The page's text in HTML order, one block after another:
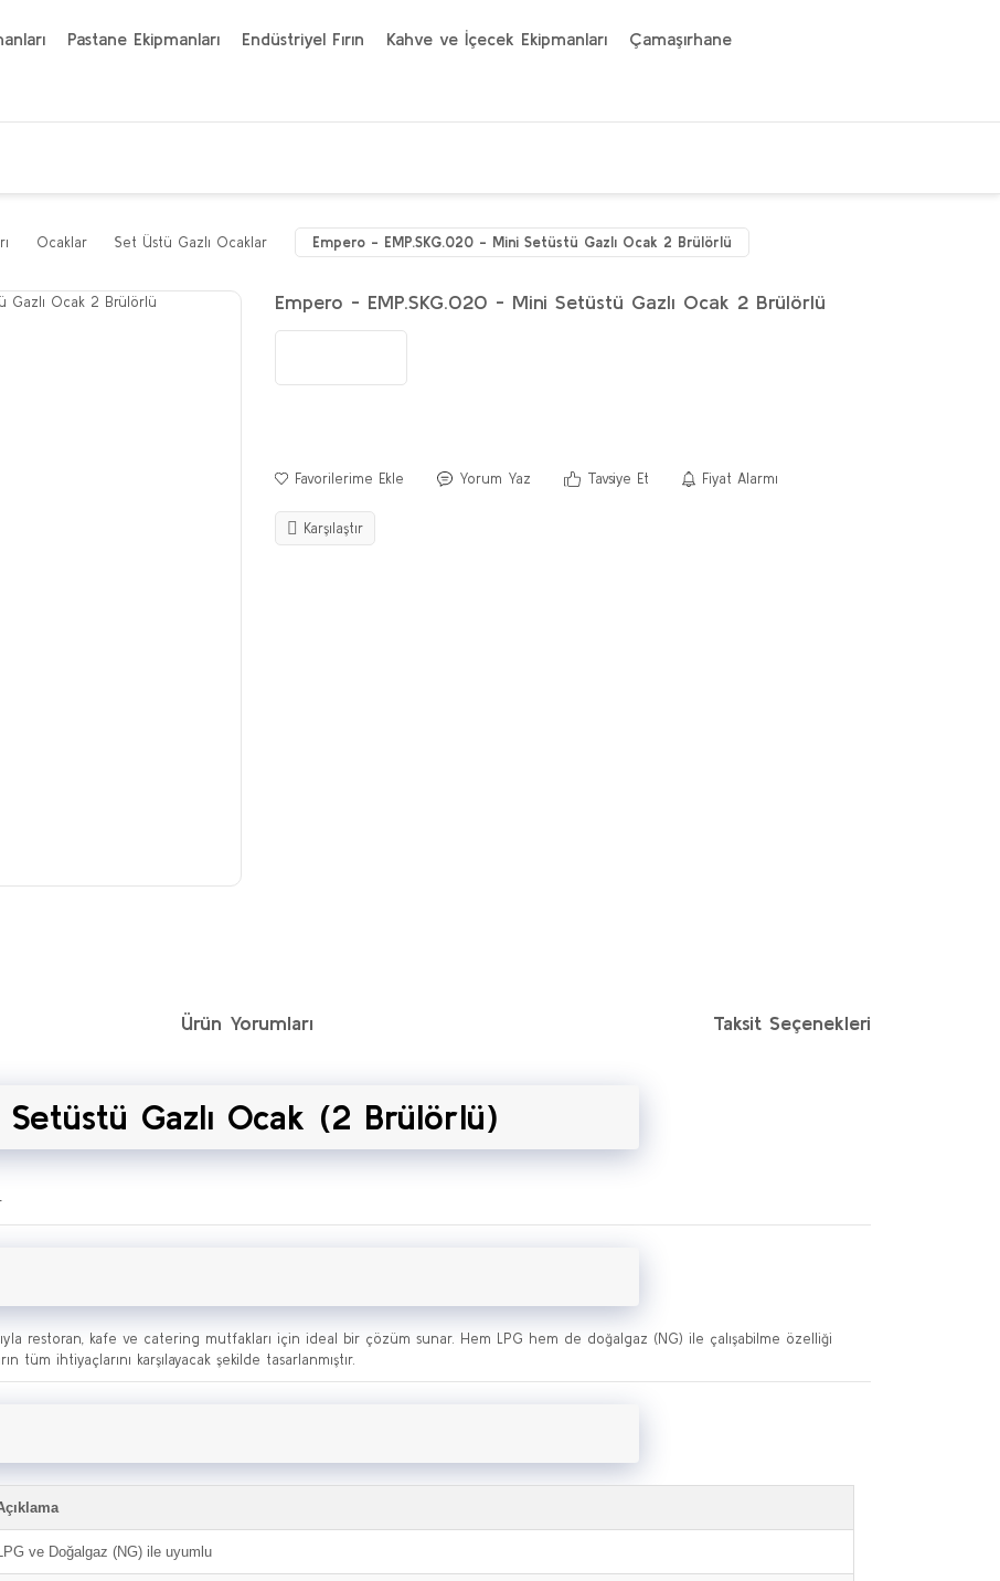
Pastane Ekipmanları Endüstriyel Fırın Kahve ve İçecek Ekipmanları Çamaşırhane
Ocaklar Set Üstü Gazlı Ocaklar Empero - EMP.SKG.020 - Mini Setüstü Gazlı Ocak 2 Brülörlü
Empero - EMP.SKG.020 - Mini Setüstü Gazlı Ocak 2 Brülörlü
Yorum Yaz Tavsiye Et Fiyat Alarmı
Karşılaştır
Ürün Yorumları Taksit Seçenekleri
Setüstü Gazlı Ocak (2 Brülörlü)
restoran, kafe ve catering mutfakları için ideal bir çözüm sunar. Hem LPG hem de doğalgaz (NG) ile çalışabilme özelliği
tüm ihtiyaçlarını karşılayacak şekilde tasarlanmıştır.
ve Doğalgaz (NG) ile uyumlu